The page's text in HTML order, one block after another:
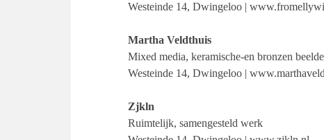
Westeinde 14, Dwingeloo |
Martha Veldthuis
Mixed media, keramische-en bronzen
Westeinde 14, Dwingeloo |
Zjkln
Ruimtelijk, samengesteld werk